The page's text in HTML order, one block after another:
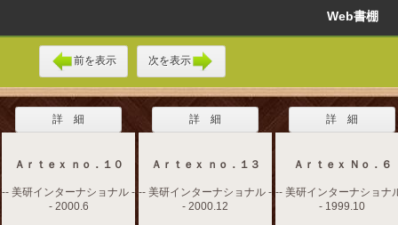
Web書棚
前を表示 次を表示
詳 細
Ａｒｔｅｘ ｎｏ．１０
-- 美研インターナショナル -
- 2000.6
詳 細
Ａｒｔｅｘ ｎｏ．１３
-- 美研インターナショナル -
- 2000.12
詳 細
Ａｒｔｅｘ Ｎｏ．６
-- 美研インターナショナ
- 1999.10